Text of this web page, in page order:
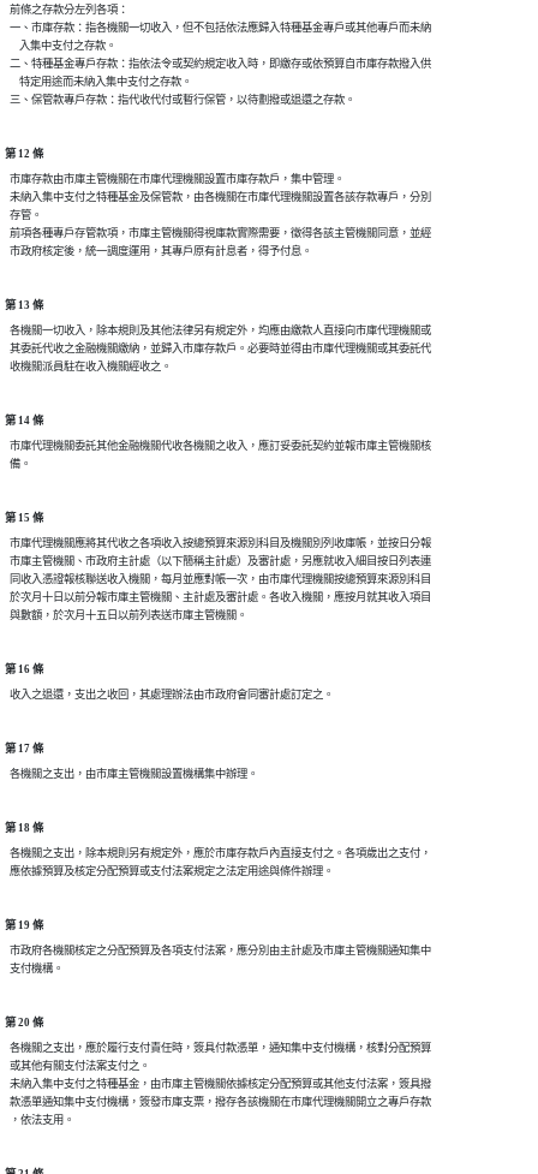
  前條之存款分左列各項：
  一、市庫存款：指各機關一切收入，但不包括依法應歸入特種基金專戶或其他專戶而未納
      入集中支付之存款。
  二、特種基金專戶存款：指依法令或契約規定收入時，即繳存或依預算自市庫存款撥入供
      特定用途而未納入集中支付之存款。
第 12 條
  市庫存款由市庫主管機關在市庫代理機關設置市庫存款戶，集中管理。
  未納入集中支付之特種基金及保管款，由各機關在市庫代理機關設置各該存款專戶，分別
  存管。
  前項各種專戶存管款項，市庫主管機關得視庫款實際需要，徵得各該主管機關同意，並經
第 13 條
  各機關一切收入，除本規則及其他法律另有規定外，均應由繳款人直接向市庫代理機關或
  其委託代收之金融機關繳納，並歸入市庫存款戶。必要時並得由市庫代理機關或其委託代
第 14 條
  市庫代理機關委託其他金融機關代收各機關之收入，應訂妥委託契約並報市庫主管機關核
第 15 條
  市庫代理機關應將其代收之各項收入按總預算來源別科目及機關別列收庫帳，並按日分報
  市庫主管機關、市政府主計處（以下簡稱主計處）及審計處，另應就收入細目按日列表連
  同收入憑證報核聯送收入機關，每月並應對帳一次，由市庫代理機關按總預算來源別科目
  於次月十日以前分報市庫主管機關、主計處及審計處。各收入機關，應按月就其收入項目
第 16 條
第 17 條
第 18 條
  各機關之支出，除本規則另有規定外，應於市庫存款戶內直接支付之。各項歲出之支付，
第 19 條
  市政府各機關核定之分配預算及各項支付法案，應分別由主計處及市庫主管機關通知集中
第 20 條
  各機關之支出，應於履行支付責任時，簽具付款憑單，通知集中支付機構，核對分配預算
  或其他有關支付法案支付之。
  未納入集中支付之特種基金，由市庫主管機關依據核定分配預算或其他支付法案，簽具撥
  款憑單通知集中支付機構，簽發市庫支票，撥存各該機關在市庫代理機關開立之專戶存款